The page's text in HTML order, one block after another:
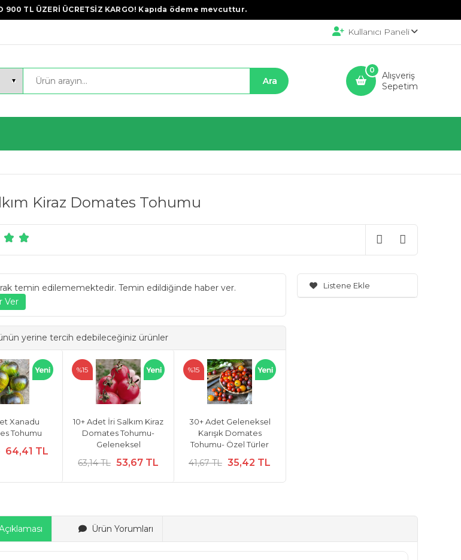
900 TL ÜZERİ ÜCRETSİZ KARGO! Kapıda ödeme mevcuttur.
Kullanıcı Paneli
Alışveriş
Sepetim
0
Kiraz Domates Tohumu
temin edilememektedir. Temin edildiğinde haber ver.
yerine tercih edebileceğiniz ürünler
Xanadu
Tohumu
64,41 TL
10+ Adet İri Salkım Kiraz
Domates Tohumu-
Geleneksel
63,14 TL 53,67 TL
%15
30+ Adet Geleneksel
Karışık Domates
Tohumu- Özel Türler
41,67 TL 35,42 TL
%15
Listene Ekle
Ürün Yorumları